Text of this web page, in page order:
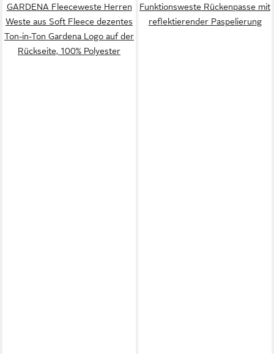
GARDENA Fleeceweste Herren
Weste aus Soft Fleece dezentes
Ton-in-Ton Gardena Logo auf der
Rückseite, 100% Polyester
Funktionsweste Rückenpasse mit
reflektierender Paspelierung